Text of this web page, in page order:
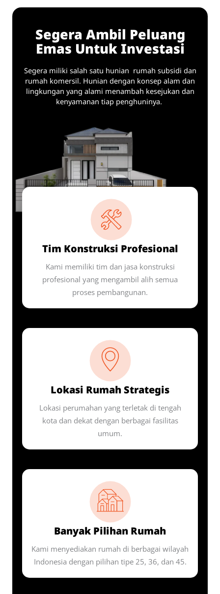
Segera Ambil Peluang
Emas Untuk Investasi
Segera miliki salah satu hunian rumah subsidi dan
rumah komersil. Hunian dengan konsep alam dan
lingkungan yang alami menambah kesejukan dan
kenyamanan tiap penghuninya.
Tim Konstruksi Profesional
Kami memiliki tim dan jasa konstruksi
profesional yang mengambil alih semua
proses pembangunan.
Lokasi Rumah Strategis
Lokasi perumahan yang terletak di tengah
kota dan dekat dengan berbagai fasilitas
umum.
Banyak Pilihan Rumah
Kami menyediakan rumah di berbagai wilayah
Indonesia dengan pilihan tipe 25, 36, dan 45.